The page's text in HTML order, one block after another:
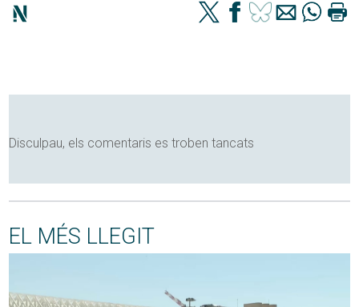
Disculpau, els comentaris es troben tancats
EL MÉS LLEGIT